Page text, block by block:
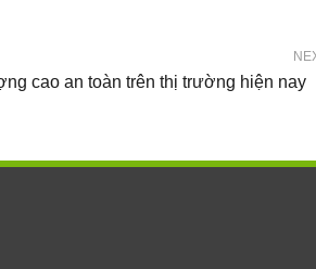
cao an toàn trên thị trường hiện nay